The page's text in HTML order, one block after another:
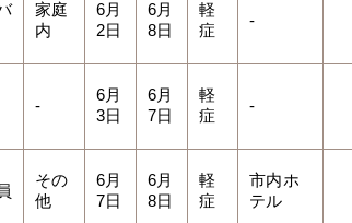
家庭
内
6月
2日
6月
8日
軽
症
-
-
6月
3日
6月
7日
軽
症
-
その
他
6月
7日
6月
8日
軽
症
市内ホ
テル